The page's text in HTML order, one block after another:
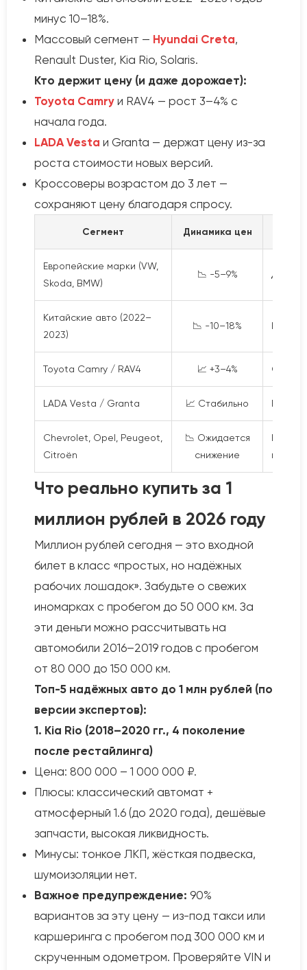
минус 10–18%.
Массовый сегмент — Hyundai Creta,
Renault Duster, Kia Rio, Solaris.
Кто держит цену (и даже дорожает):
Toyota Camry и RAV4 — рост 3–4% с
начала года.
LADA Vesta и Granta — держат цену из-за
роста стоимости новых версий.
Кроссоверы возрастом до 3 лет —
сохраняют цену благодаря спросу.
Сегмент Динамика цен
Европейские марки (VW,
Skoda, BMW)
📉 -5–9%
Китайские авто (2022–
2023)
📉 -10–18%
Toyota Camry / RAV4 📈 +3–4%
LADA Vesta / Granta 📈 Стабильно Рост
Chevrolet, Opel, Peugeot,
Citroën
📉 Ожидается
снижение
Низкая
Что реально купить за 1
миллион рублей в 2026 году
Миллион рублей сегодня — это входной
билет в класс «простых, но надёжных
рабочих лошадок». Забудьте о свежих
иномарках с пробегом до 50 000 км. За
эти деньги можно рассчитывать на
автомобили 2016–2019 годов с пробегом
от 80 000 до 150 000 км.
Топ-5 надёжных авто до 1 млн рублей (по
версии экспертов):
1. Kia Rio (2018–2020 гг., 4 поколение
после рестайлинга)
Цена: 800 000 – 1 000 000 ₽.
Плюсы: классический автомат +
атмосферный 1.6 (до 2020 года), дешёвые
запчасти, высокая ликвидность.
Минусы: тонкое ЛКП, жёсткая подвеска,
шумоизоляции нет.
Важное предупреждение: 90%
вариантов за эту цену — из-под такси или
каршеринга с пробегом под 300 000 км и
скрученным одометром. Проверяйте VIN и